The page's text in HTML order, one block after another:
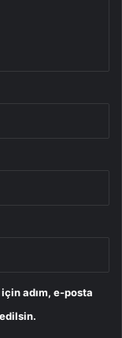
adım, e-posta